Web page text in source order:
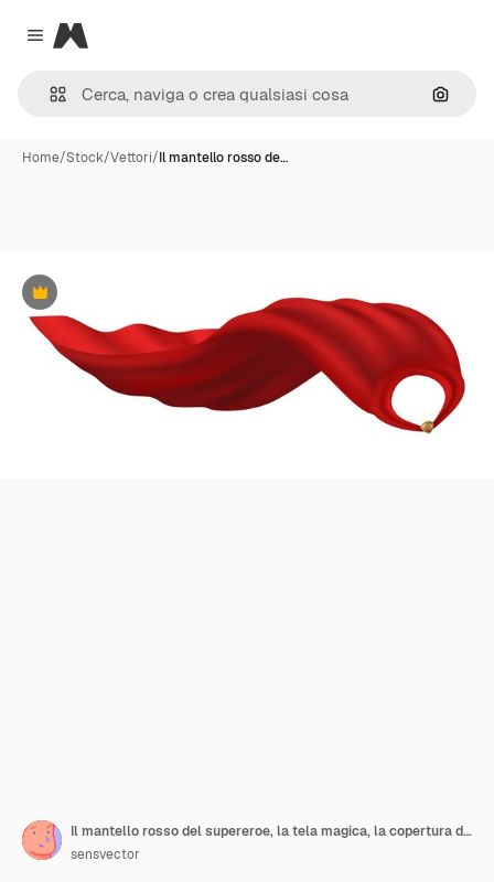
Close menu
Magnific
Cerca
Home/Stock/Vettori/Il mantello rosso de…
Premium
Il mantello rosso del supereroe, la tela magica, la copertura di satin.
sensvector